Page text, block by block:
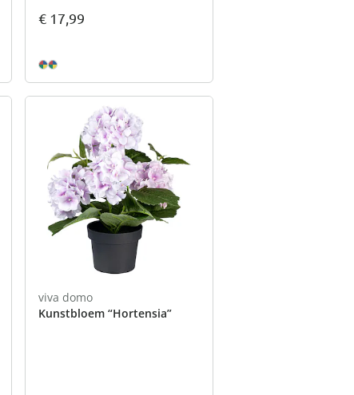
€ 17,99
viva domo
Kunstbloem “Hortensia”